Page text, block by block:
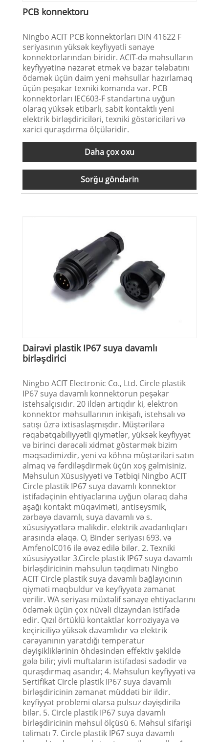
PCB konnektoru
Ningbo ACIT PCB konnektorları DIN 41622 F
seriyasının yüksək keyfiyyətli sənaye
konnektorlarından biridir. ACIT-də məhsulların
keyfiyyətinə nəzarət etmək və bazar tələbatını
ödəmək üçün daim yeni məhsullar hazırlamaq
üçün peşəkar texniki komanda var. PCB
konnektorları IEC603-F standartına uyğun
olaraq yüksək etibarlı, sabit kontaktlı yeni
elektrik birləşdiriciləri, texniki göstəriciləri və
xarici quraşdırma ölçüləridir.
Daha çox oxu
Sorğu göndərin
Dairəvi plastik IP67 suya davamlı
birləşdirici
Ningbo ACIT Electronic Co., Ltd. Circle plastik
IP67 suya davamlı konnektorun peşəkar
istehsalçısıdır. 20 ildən artıqdır ki, elektron
konnektor məhsullarının inkişafı, istehsalı və
satışı üzrə ixtisaslaşmışdır. Müştərilərə
rəqabətqabiliyyətli qiymətlər, yüksək keyfiyyət
və birinci dərəcəli xidmət göstərmək bizim
məqsədimizdir, yeni və köhnə müştəriləri satın
almaq və fərdiləşdirmək üçün xoş gəlmisiniz.
Məhsulun Xüsusiyyəti və Tətbiqi Ningbo ACIT
Circle plastik IP67 suya davamlı konnektor
istifadəçinin ehtiyaclarına uyğun olaraq daha
aşağı kontakt müqaviməti, antiseysmik,
zərbəyə davamlı, suya davamlı və s.
xüsusiyyətlərə malikdir. elektrik avadanlıqları
arasında əlaqə. O, Binder seriyası 693. və
AmfenolC016 ilə əvəz edilə bilər. 2. Texniki
xüsusiyyətlər 3.Circle plastik IP67 suya davamlı
birləşdiricinin məhsulun təqdimatı Ningbo
ACIT Circle plastik suya davamlı bağlayıcının
qiyməti məqbuldur və keyfiyyətə zəmanət
verilir. WA seriyası müxtəlif sənaye ehtiyaclarını
ödəmək üçün çox nüvəli dizayndan istifadə
edir. Qızıl örtüklü kontaktlar korroziyaya və
keçiriciliyə yüksək davamlıdır və elektrik
cərəyanının yaratdığı temperatur
dəyişikliklərinin öhdəsindən effektiv şəkildə
gələ bilir; yivli muftaların istifadəsi sadədir və
quraşdırmaq asandır; 4. Məhsulun keyfiyyəti və
Sertifikat Circle plastik IP67 suya davamlı
birləşdiricinin zəmanət müddəti bir ildir.
keyfiyyət problemi olarsa pulsuz dəyişdirilə
bilər. 5. Circle plastik IP67 suya davamlı
birləşdiricinin məhsul ölçüsü 6. Məhsul sifarişi
təlimatı 7. Circle plastik IP67 suya davamlı